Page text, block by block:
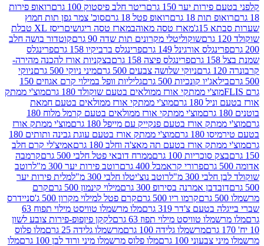
יער 150 גרם
ריטר חלב פיסטוק 100 גרם
רואופ פירות
תות 18 גרם
רואופ פטל 18 גרם
סוכ' צמר גפן תות חמוץ
מארז טסה מאוהב מארז טסה ריגושים
ריסז XL טבלת
שוקוליטלי מקרונים תות שדה 90 גרם
קוטדור בושה חלב
אורגינל 149 גרם
פרינגלס ברביקיו 158 גרם
פרינגלס
פרינגלס פיצה 158 גרם
בצקניות אורז להכנה מהירה-
ניוקי שלושה צבעים 500 גרם
מיני ניוקי 500 גרם
ניוקי
קונכיות 500 גרם
גליליות וופל במילוי קרם אגוזים 150
ממתקי אורז ממולאים בטעם שוקולד 180 גרם
מוצ'י ממתק
גרם
מוצ'י ממתקי אורז ממולאים בטעם חמאת
מוצ'י ממתקי אורז ממולאים בטעם קרמל מלוח 180
אורז בטעם פנקייק עם מייפל 180 גרם
מוצ'י ממתק אורז
גרם
מוצ'י ממתק אורז בטעם עוגת גבינה ותותים 180
אורז בטעם תה מאצ'ה וחלב 180 גרם
אמיצ'לי קרם חלב
סוכריות 100 גרם
ממרח דובאי פטל חלבי 500 גרם
קרמבה
פרורי קראמבל 400 גרם
רוטב פירות יער 300 מ"ל
רוטב
300 מ"ל
רוטב נוצ'יטלו חלבי 300 מ"ל
מלית פירות יער
אמרנה בסירופ 300 גרם
מילוי קינמון 500 גרם
קרם
קרמו ריו 500 גרם
קרם פטל למילוי מקרון 500 ג'
סניידרס
צ'דר 319 גרם
מלו מרשמלו טוויסט מילוי תפוח 63
טוויסט מילוי תפוז 63 גרם
לקקן פיןפופ-פירות צובע לשון
מרשמלו גלידה 100 גרם
מרשמלו גלידה 25 גרם
מלו פלוס
100 גרם
מלו פלוס מרשמלו מיני ורוד לבן 100 גרם
מלו